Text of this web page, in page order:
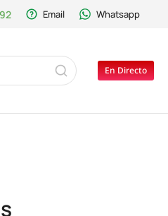
Email Whatsapp
En Directo